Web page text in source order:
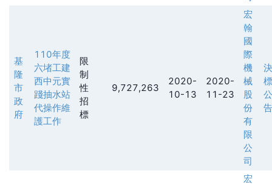
基
隆
市
政
府
110年度
六堵工建
西中元實
踐抽水站
代操作維
護工作
限
制
性
招
標
9,727,263
2020-
10-13
2020-
11-23
宏
翰
國
際
機
械
股
份
有
限
公
司
決
標
公
告
宏